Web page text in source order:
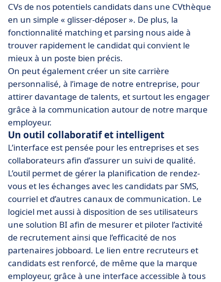
CVs de nos potentiels candidats dans une CVthèque
en un simple « glisser-déposer ». De plus, la
fonctionnalité matching et parsing nous aide à
trouver rapidement le candidat qui convient le
mieux à un poste bien précis.
On peut également créer un site carrière
personnalisé, à l’image de notre entreprise, pour
attirer davantage de talents, et surtout les engager
grâce à la communication autour de notre marque
employeur.
Un outil collaboratif et intelligent
L’interface est pensée pour les entreprises et ses
collaborateurs afin d’assurer un suivi de qualité.
L’outil permet de gérer la planification de rendez-
vous et les échanges avec les candidats par SMS,
courriel et d’autres canaux de communication. Le
logiciel met aussi à disposition de ses utilisateurs
une solution BI afin de mesurer et piloter l’activité
de recrutement ainsi que l’efficacité de nos
partenaires jobboard. Le lien entre recruteurs et
candidats est renforcé, de même que la marque
employeur, grâce à une interface accessible à tous